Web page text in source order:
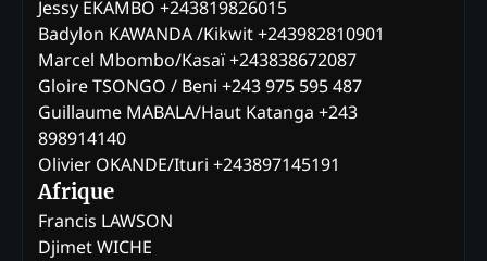
Jessy EKAMBO +243819826015
Badylon KAWANDA /Kikwit +243982810901
Marcel Mbombo/Kasaï +243838672087
Gloire TSONGO / Beni +243 975 595 487
Guillaume MABALA/Haut Katanga +243
898914140
Olivier OKANDE/Ituri +243897145191
Afrique
Francis LAWSON
Djimet WICHE